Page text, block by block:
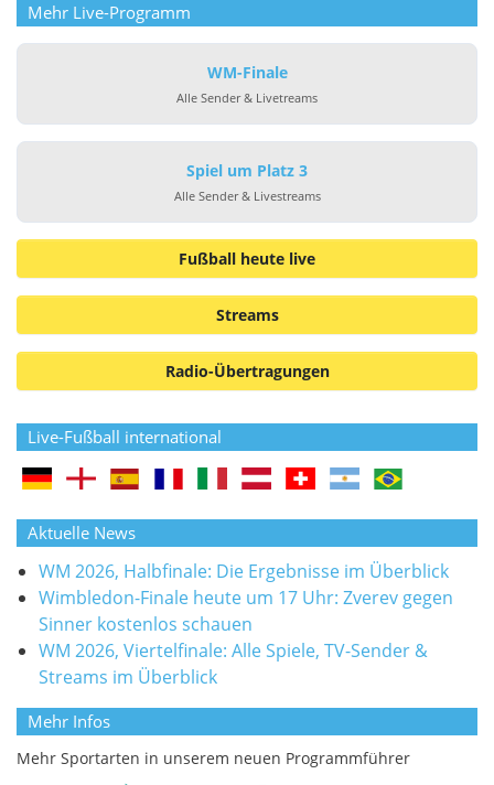
Mehr Live-Programm
WM-Finale
Alle Sender & Livetreams
Spiel um Platz 3
Alle Sender & Livestreams
Fußball heute live
Streams
Radio-Übertragungen
Live-Fußball international
Aktuelle News
WM 2026, Halbfinale: Die Ergebnisse im Überblick
Wimbledon-Finale heute um 17 Uhr: Zverev gegen
Sinner kostenlos schauen
WM 2026, Viertelfinale: Alle Spiele, TV-Sender &
Streams im Überblick
Mehr Infos
Mehr Sportarten in unserem neuen Programmführer